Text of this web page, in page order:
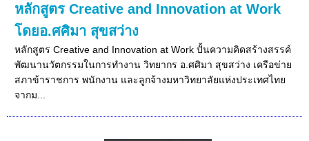
หลักสูตร Creative and Innovation at Work
โดยอ.ศศิมา สุขสว่าง
หลักสูตร Creative and Innovation at Work ปั้นความคิดสร้างสรรค์
พัฒนานวัตกรรมในการทำงาน วิทยากร อ.ศศิมา สุขสว่าง เครือข่าย
สภาข้าราชการ พนักงาน และลูกจ้างมหาวิทยาลัยแห่งประเทศไทย
จากม...